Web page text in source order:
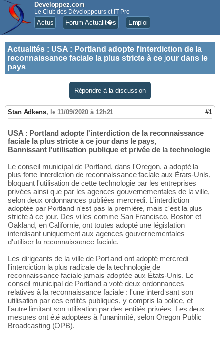
Developpez.com
Le Club des Développeurs et IT Pro
Actus Forum Actualit�s Emploi
Actualités : USA : Portland adopte l'interdiction de la
reconnaissance faciale la plus stricte à ce jour dans le
pays
Répondre à la discussion
Stan Adkens, le 11/09/2020 à 12h21 #1
USA : Portland adopte l'interdiction de la reconnaissance
faciale la plus stricte à ce jour dans le pays,
Bannissant l'utilisation publique et privée de la technologie
Le conseil municipal de Portland, dans l'Oregon, a adopté la
plus forte interdiction de reconnaissance faciale aux États-Unis,
bloquant l'utilisation de cette technologie par les entreprises
privées ainsi que par les agences gouvernementales de la ville,
selon deux ordonnances publiées mercredi. L'interdiction
adoptée par Portland n'est pas la première, mais c'est la plus
stricte à ce jour. Des villes comme San Francisco, Boston et
Oakland, en Californie, ont toutes adopté une législation
interdisant uniquement aux agences gouvernementales
d'utiliser la reconnaissance faciale.
Les dirigeants de la ville de Portland ont adopté mercredi
l'interdiction la plus radicale de la technologie de
reconnaissance faciale jamais adoptée aux États-Unis. Le
conseil municipal de Portland a voté deux ordonnances
relatives à la reconnaissance faciale : l'une interdisant son
utilisation par des entités publiques, y compris la police, et
l'autre limitant son utilisation par des entités privées. Les deux
mesures ont été adoptées à l'unanimité, selon Oregon Public
Broadcasting (OPB).